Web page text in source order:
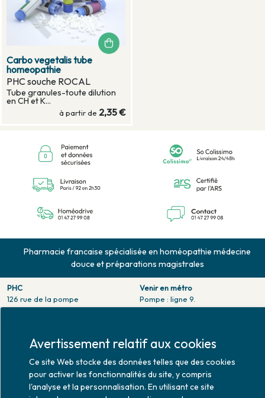
Carbo vegetalis tube
homeopathie
PHC souche ROCAL
Tube granules-toute dilution
en CH et K...
à partir de 2,35 €
Pharmacie francaise spécialisée en homéopathie médecine
douce et préparations magistrales
PHC
126 rue de la pompe
75116 PARIS
Lundi : 10h30 - 20h00
Mardi au vendredi : 9h00 -
Venir en métro
Pompe : ligne 9.
Trocadero : ligne 6/9.
Venir en bus
Avertissement relatif aux cookies
Ce site Web stocke des données telles que des cookies
pour activer les fonctionnalités du site, y compris
l'analyse et la personnalisation. En utilisant ce site